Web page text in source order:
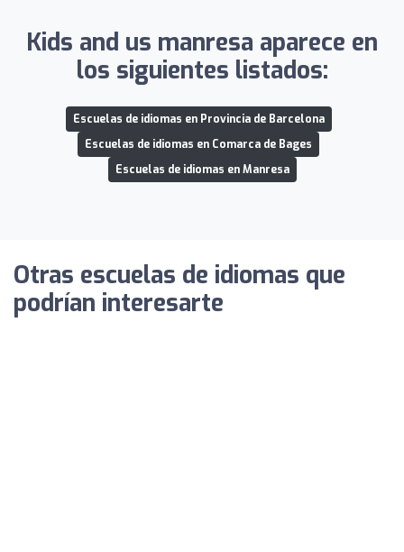
Kids and us manresa aparece en
los siguientes listados:
Escuelas de idiomas en Provincia de Barcelona
Escuelas de idiomas en Comarca de Bages
Escuelas de idiomas en Manresa
Otras escuelas de idiomas que
podrían interesarte